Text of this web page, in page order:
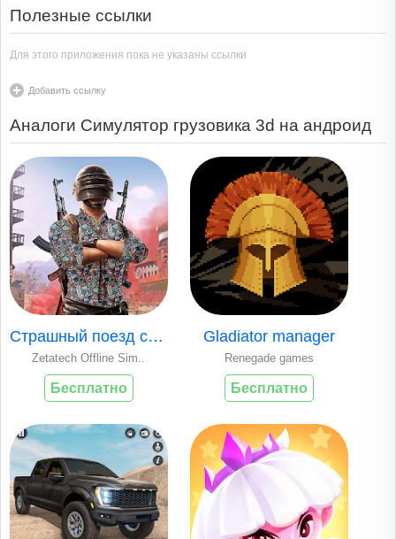
Полезные ссылки
Для этого приложения пока не указаны ссылки
Добавить ссылку
Аналоги Симулятор грузовика 3d на андроид
Страшный поезд стр..
Zetatech Offline Sim..
Бесплатно
Gladiator manager
Renegade games
Бесплатно